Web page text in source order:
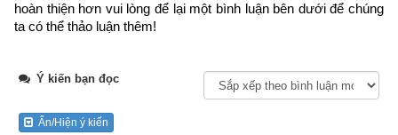
Sau đây là Câu chuyện về Hoàng phi Nguyệt Minh được trích
Vua nước Bàn Đề ở Ấn Độ tên là Ưu Đạt. Vào thời đức Như
Lai Ca Diếp, ông đã từng xuất gia, tu học chính pháp, và đến
hoàn thiện hơn vui lòng để lại một bình luận bên dưới để chúng
ta có thể thảo luận thêm!
Ý kiến bạn đọc
Ẩn/Hiện ý kiến